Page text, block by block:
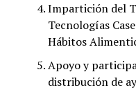
Impartición del
Tecnologías
Hábitos
Apoyo y
distribución de